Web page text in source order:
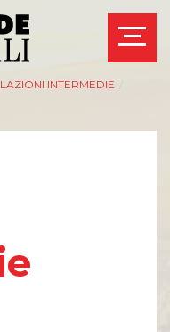
eventi
INTERMEDIE